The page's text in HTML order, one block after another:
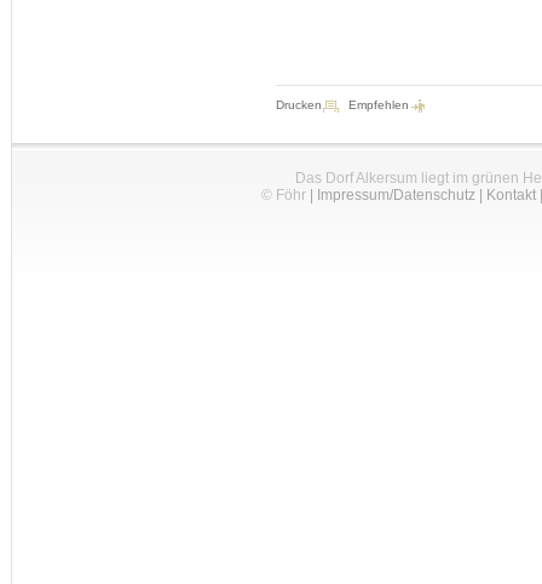
Drucken Empfehlen
Das Dorf Alkersum liegt im grünen
© Föhr| Impressum/Datenschutz| Kontakt